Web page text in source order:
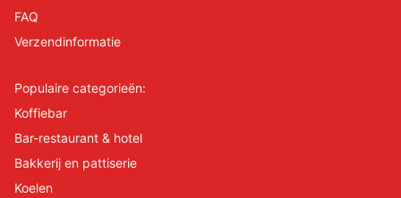
FAQ
Verzendinformatie
Populaire categorieën:
Koffiebar
Bar-restaurant & hotel
Bakkerij en pattiserie
Koelen